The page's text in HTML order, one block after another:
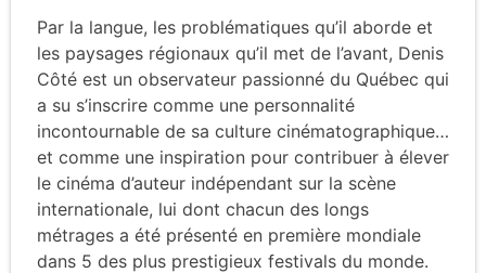
Par la langue, les problématiques qu’il aborde et
les paysages régionaux qu’il met de l’avant, Denis
Côté est un observateur passionné du Québec qui
a su s’inscrire comme une personnalité
incontournable de sa culture cinématographique…
et comme une inspiration pour contribuer à élever
le cinéma d’auteur indépendant sur la scène
internationale, lui dont chacun des longs
métrages a été présenté en première mondiale
dans 5 des plus prestigieux festivals du monde.